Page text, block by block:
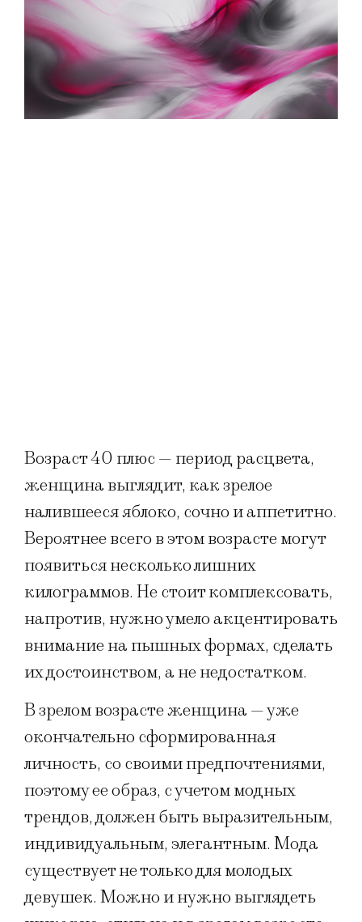
Возраст 40 плюс — период расцвета,
женщина выглядит, как зрелое
налившееся яблоко, сочно и аппетитно.
Вероятнее всего в этом возрасте могут
появиться несколько лишних
килограммов. Не стоит комплексовать,
напротив, нужно умело акцентировать
внимание на пышных формах, сделать
их достоинством, а не недостатком.
В зрелом возрасте женщина — уже
окончательно сформированная
личность, со своими предпочтениями,
поэтому ее образ, с учетом модных
трендов, должен быть выразительным,
индивидуальным, элегантным. Мода
существует не только для молодых
девушек. Можно и нужно выглядеть